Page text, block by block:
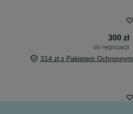
300 zł
do negocjacji
314 zł z Pakietem Ochronnym